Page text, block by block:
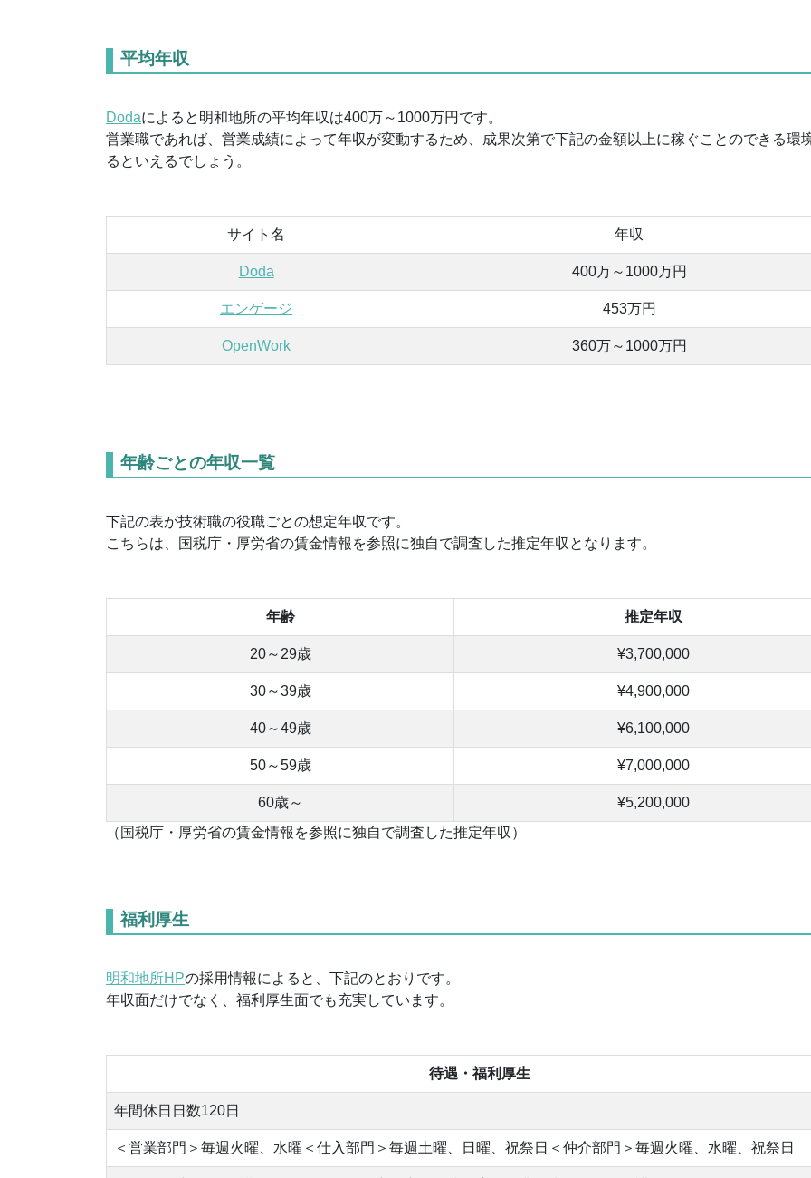
平均年収
Dodaによると明和地所の平均年収は400万～1000万円です。
営業職であれば、営業成績によって年収が変動するため、成果次第で下記の金額以上に稼ぐことのできる環
るといえるでしょう。
サイト名 年収
Doda 400万～1000万円
エンゲージ 453万円
OpenWork 360万～1000万円
年齢ごとの年収一覧
下記の表が技術職の役職ごとの想定年収です。
こちらは、国税庁・厚労省の賃金情報を参照に独自で調査した推定年収となります。
年齢 推定年収
20～29歳 ¥3,700,000
30～39歳 ¥4,900,000
40～49歳 ¥6,100,000
50～59歳 ¥7,000,000
60歳～
¥5,200,000
（国税庁・厚労省の賃金情報を参照に独自で調査した推定年収）
福利厚生
明和地所HPの採用情報によると、下記のとおりです。
年収面だけでなく、福利厚生面でも充実しています。
待遇・福利厚生
年間休日日数120日
＜営業部門＞毎週火曜、水曜＜仕入部門＞毎週土曜、日曜、祝祭日＜仲介部門＞毎週火曜、水曜、祝祭日